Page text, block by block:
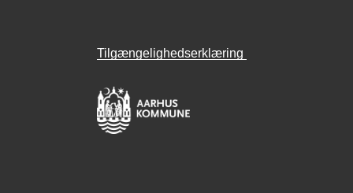
Tilgængelighedserklæring